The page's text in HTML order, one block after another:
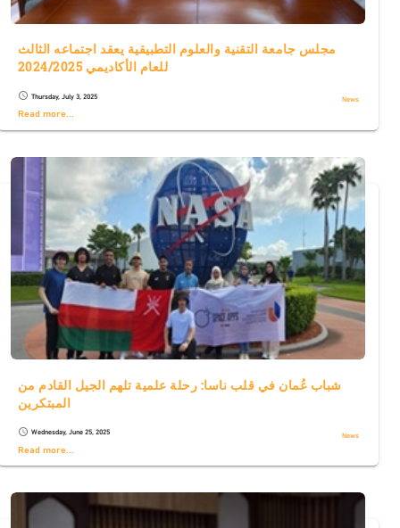
مجلس جامعة التقنية والعلوم التطبيقية يعقد اجتماعه الثالث
للعام الأكاديمي 2024/2025
schedule Thursday, July 3, 2025 News
Read more...
شباب عُمان في قلب ناسا: رحلة علمية تلهم الجيل القادم من
المبتكرين
schedule Wednesday, June 25, 2025 News
Read more...